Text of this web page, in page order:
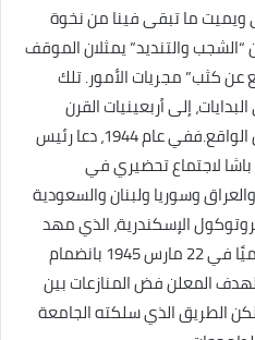
ويميت ما تبقى فينا من نخوة
“الشجب والتنديد” يمثلان الموقف
عن كثب” مجريات الأمور. تلك
إلى أربعينيات القرن
الماضي، عندما كان الحلم أكبر من الواقع.ففي عام 1944، دعا رئيس
لاجتماع تحضيري في
وسوريا ولبنان والسعودية
الإسكندرية، الذي مهد
لتأسيس جامعة الدول العربية رسميًا في 22 مارس 1945 بانضمام
المعلن فض المنازعات بين
لكن الطريق الذي سلكته الجامعة